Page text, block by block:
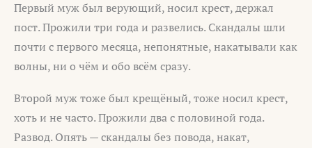
Первый муж был верующий, носил крест, держал
пост. Прожили три года и развелись. Скандалы шли
почти с первого месяца, непонятные, накатывали как
волны, ни о чём и обо всём сразу.
Второй муж тоже был крещёный, тоже носил крест,
хоть и не часто. Прожили два с половиной года.
Развод. Опять — скандалы без повода, накат,